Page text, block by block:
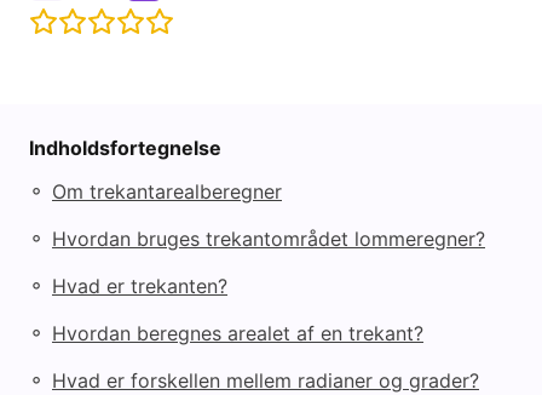
Indholdsfortegnelse
◦ Om trekantarealberegner
◦ Hvordan bruges trekantområdet lommeregner?
◦ Hvad er trekanten?
◦ Hvordan beregnes arealet af en trekant?
◦ Hvad er forskellen mellem radianer og grader?